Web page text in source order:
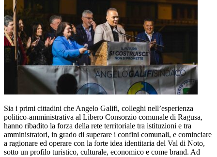
Sia i primi cittadini che Angelo Galifi, colleghi nell’esperienza
politico-amministrativa al Libero Consorzio comunale di Ragusa,
hanno ribadito la forza della rete territoriale tra istituzioni e tra
amministratori, in grado di superare i confini comunali, e cominciare
a ragionare ed operare con la forte idea identitaria del Val di Noto,
sotto un profilo turistico, culturale, economico e come brand. Ad